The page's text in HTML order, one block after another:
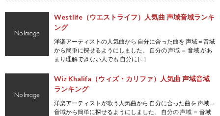
Westlife（ウエストライフ）人気曲 声域音域ランキ
ング
洋楽アーティストの人気曲から 自分に合った曲を 声域＝音域
から簡単に探せるようにしました。 自分の 声域 ＝ 音域 があ
まり理解できない人でも 自分に[…]
Wiz Khalifa（ウィズ・カリファ）人気曲 声域音域
ランキング
洋楽アーティストが歌う人気曲から 自分に合った曲を 声域＝
音域から簡単に探せるようにしました。 自分の 声域 ＝ 音域